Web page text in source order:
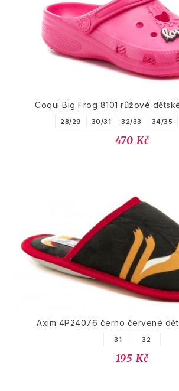
Coqui Big Frog 8101 růžové
28/29 30/31 32/33 34/35
470 Kč
Axim 4P24076 černo červené
31 32
195 Kč